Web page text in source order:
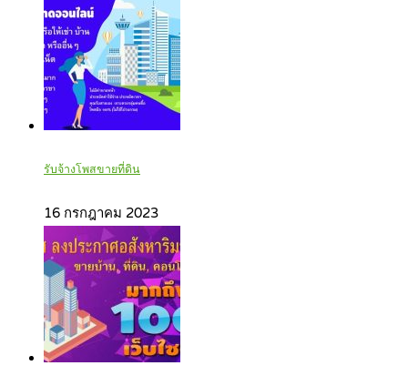
รับจ้างโพสขายที่ดิน
16 กรกฎาคม 2023